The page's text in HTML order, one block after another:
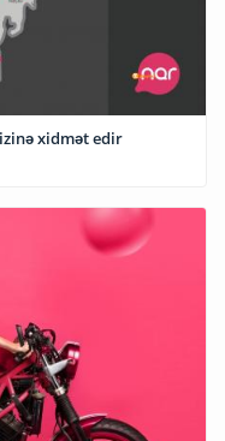
xidmət edir